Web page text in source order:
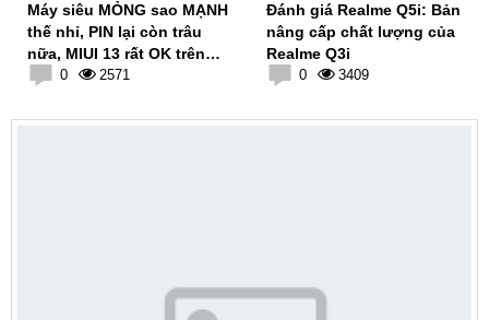
Máy siêu MỎNG sao MẠNH
thế nhỉ, PIN lại còn trâu
nữa, MIUI 13 rất OK trên
Xiaomi 11 Lite 5G NE
0 2571
Đánh giá Realme Q5i: Bản
nâng cấp chất lượng của
Realme Q3i
0 3409